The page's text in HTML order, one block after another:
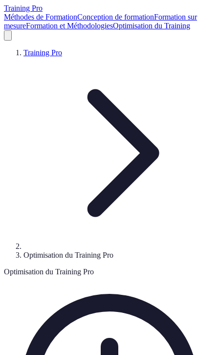
Training Pro
Méthodes de FormationConception de formationFormation sur
mesureFormation et MéthodologiesOptimisation du Training
Training Pro
Optimisation du Training Pro
Optimisation du Training Pro